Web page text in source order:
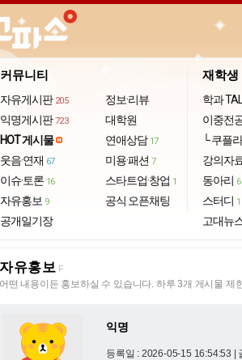
커뮤니티
자유게시판 205
익명게시판 723
HOT 게시물
웃음·연재 67
이슈·토론 16
자유홍보 9
공개일기장
정보·리뷰
대학원
연애상담 17
미용·패션 7
스타트업·창업 1
공식 오픈채팅
재학생
학과
이중전
└ 쿠플
강의자
동아리 6
스터디 1
고대뉴
자유홍보 F
어떤 내용이든 홍보하실 수 있습니다. 하루 3개 게시물 제
익명
등록일 : 2026-05-15 16:54:53